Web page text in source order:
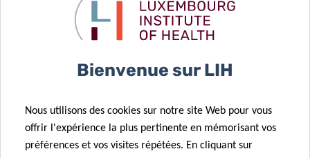
Bienvenue sur LIH
Nous utilisons des cookies sur notre site Web pour vous
offrir l'expérience la plus pertinente en mémorisant vos
préférences et vos visites répétées. En cliquant sur